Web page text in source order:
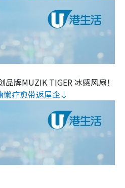
品牌MUZIK TIGER 冰感风扇！
懒疗愈带返屋企↓